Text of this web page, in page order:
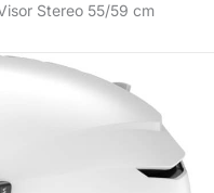
Stereo 55/59 cm